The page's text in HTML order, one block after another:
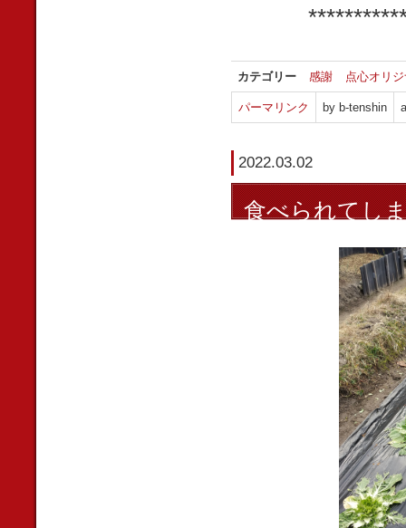
カテゴリー 感謝 点心オリ
パーマリンク by b-tenshin
2022.03.02
食べられてし